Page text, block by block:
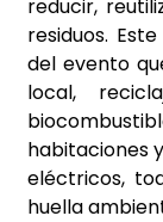
reducir,
residuos.
del evento
local,
habitaciones
eléctricos,
huella